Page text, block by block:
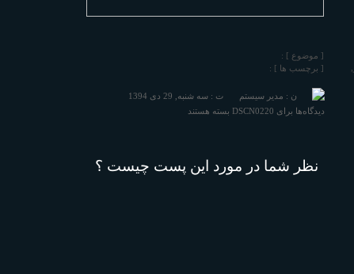
[ موضوع ] :
[ برچسب ها ] :
ن : مدیر سیستم
ت : سه شنبه, 29 دی 1394
دیدگاه‌ها برای DSCN0220 بسته هستند
نظر شما در مورد اين پست چيست ؟